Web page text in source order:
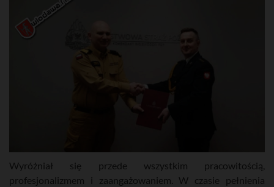
Wyróżniał się przede wszystkim pracowitością,
profesjonalizmem i zaangażowaniem. W czasie pełnienia